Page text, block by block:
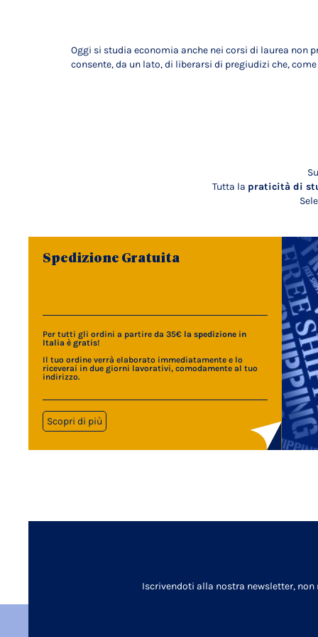
Oggi si studia economia anche nei corsi di laurea non
consente, da un lato, di liberarsi di pregiudizi che,
Tutta la praticità di
Spedizione Gratuita
Per tutti gli ordini a partire da 35€ la spedizione in
Italia è gratis!
Il tuo ordine verrà elaborato immediatamente e lo
riceverai in due giorni lavorativi, comodamente al tuo
indirizzo.
Scopri di più
Iscrivendoti alla nostra newsletter,